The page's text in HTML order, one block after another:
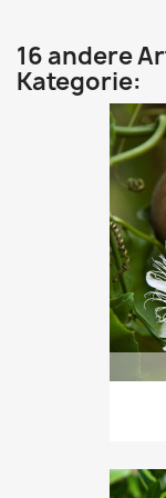
16 andere
Kategorie: